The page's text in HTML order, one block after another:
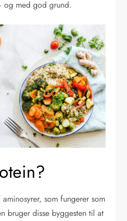
og med god grund.
som fungerer som
bruger disse byggesten til at